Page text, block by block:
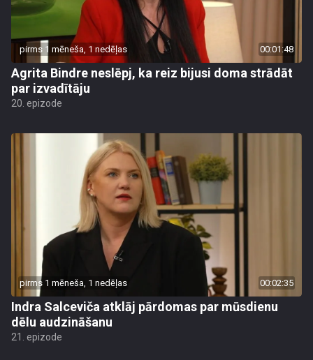
pirms 1 mēneša, 1 nedēļas 00:01:48
Agrita Bindre neslēpj, ka reiz bijusi doma strādāt
par izvadītāju
20. epizode
pirms 1 mēneša, 1 nedēļas 00:02:35
Indra Salceviča atklāj pārdomas par mūsdienu
dēlu audzināšanu
21. epizode